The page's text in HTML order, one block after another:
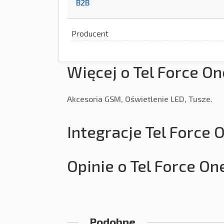
B2B
Producent
Więcej o Tel Force
Akcesoria GSM, Oświetlenie LED, Tusze.
Integracje Tel Force
Opinie o Tel Force